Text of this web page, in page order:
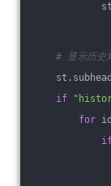
# 显示历
if
for